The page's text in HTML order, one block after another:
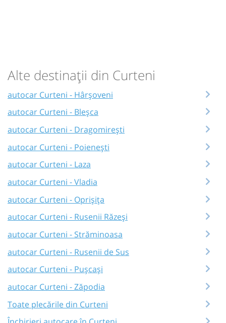
Alte destinații din Curteni
autocar Curteni - Hârșoveni
autocar Curteni - Bleșca
autocar Curteni - Dragomirești
autocar Curteni - Poienești
autocar Curteni - Laza
autocar Curteni - Vladia
autocar Curteni - Oprișița
autocar Curteni - Rusenii Răzeși
autocar Curteni - Străminoasa
autocar Curteni - Rusenii de Sus
autocar Curteni - Pușcași
autocar Curteni - Zăpodia
Toate plecările din Curteni